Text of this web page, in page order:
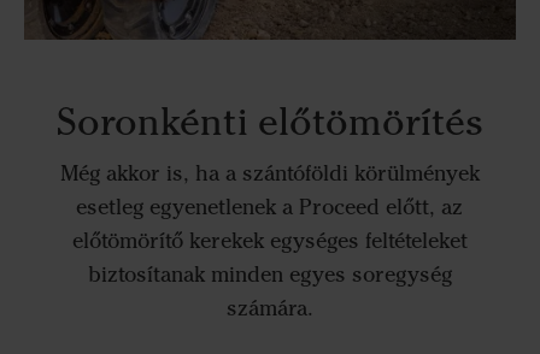
Soronkénti előtömörítés
Még akkor is, ha a szántóföldi körülmények
esetleg egyenetlenek a Proceed előtt, az
előtömörítő kerekek egységes feltételeket
biztosítanak minden egyes soregység
számára.